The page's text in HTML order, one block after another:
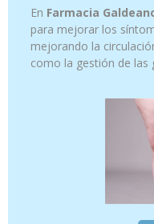
En Farmacia
para mejorar los
mejorando la
como la gestión de las